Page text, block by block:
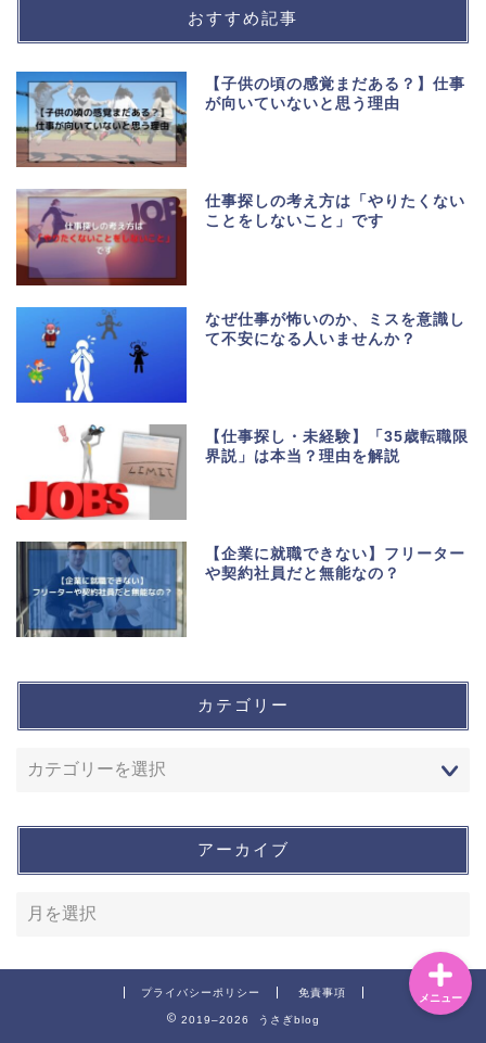
おすすめ記事
【子供の頃の感覚まだある？】仕事
が向いていないと思う理由
仕事探しの考え方は「やりたくない
ことをしないこと」です
なぜ仕事が怖いのか、ミスを意識し
て不安になる人いませんか？
【仕事探し・未経験】「35歳転職限
界説」は本当？理由を解説
【企業に就職できない】フリーター
や契約社員だと無能なの？
カテゴリー
アーカイブ
プライバシーポリシー 免責事項
2019–2026 うさぎblog
メニュー
お問い合わせ